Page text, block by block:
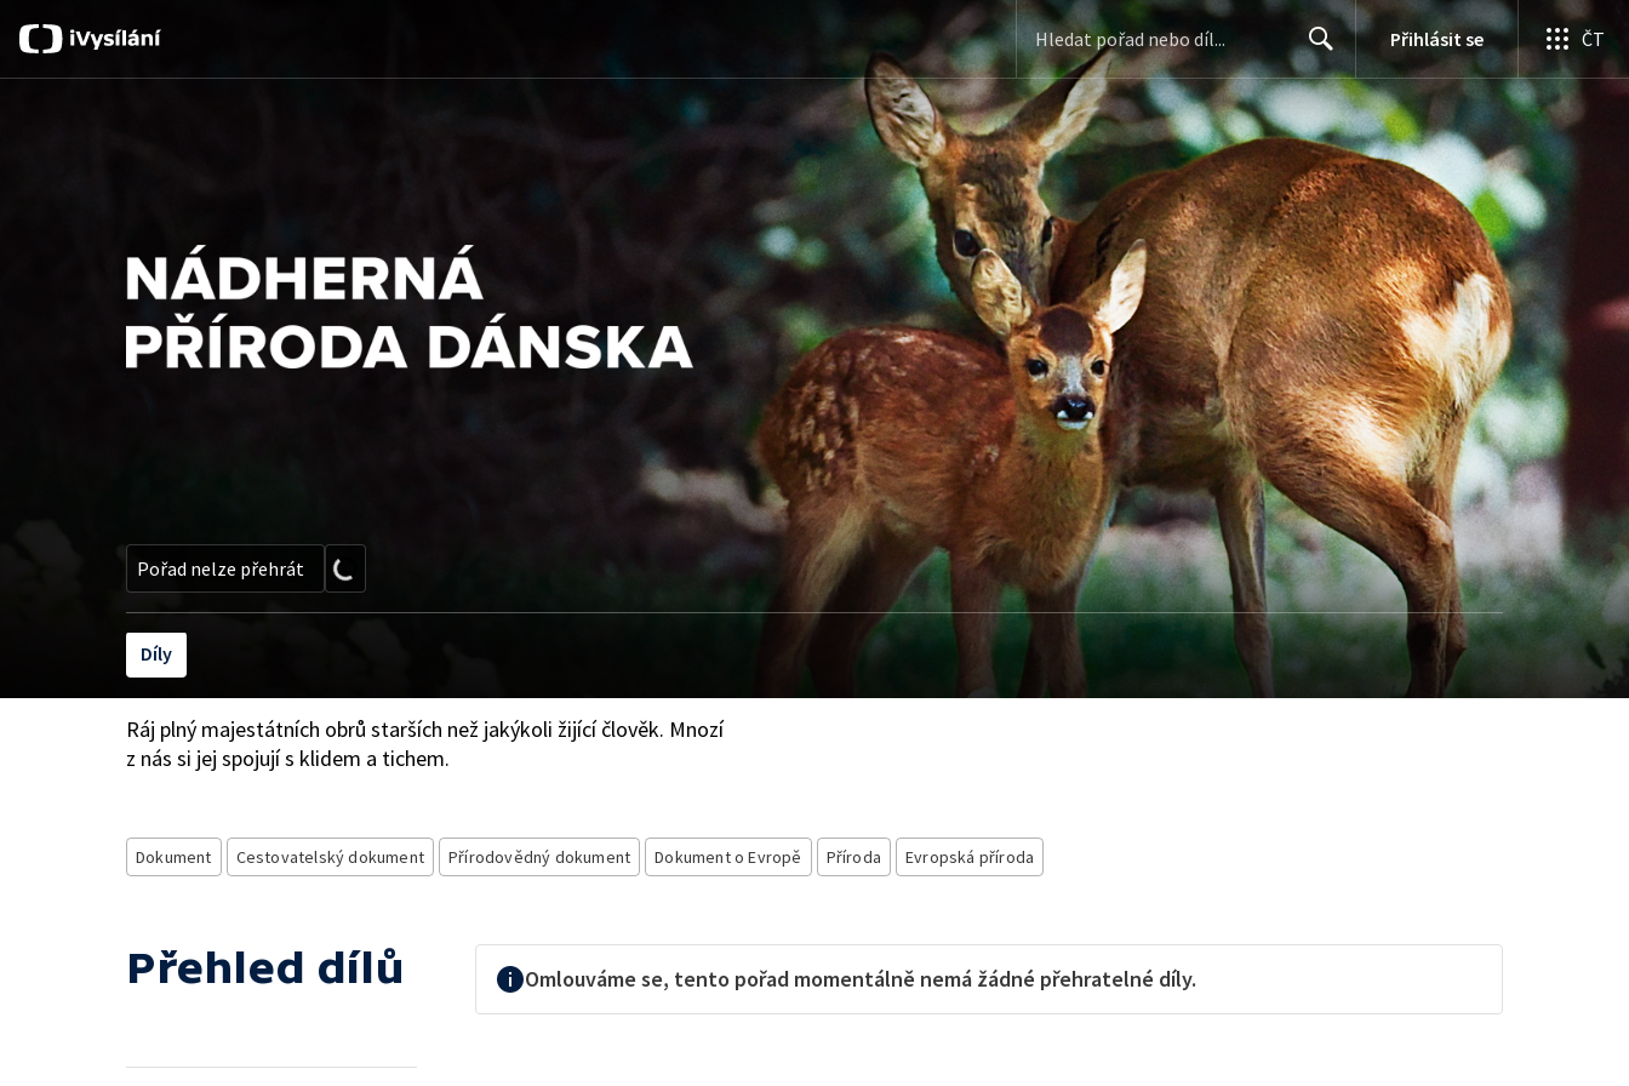
Search
Přihlásit se ČT
Pořad nelze přehrát
Díly
Ráj plný majestátních obrů starších než jakýkoli žijící člověk. Mnozí
z nás si jej spojují s klidem a tichem.
Dokument Cestovatelský dokument Přírodovědný dokument Dokument o Evropě Příroda Evropská příroda
Přehled dílů Omlouváme se, tento pořad momentálně nemá žádné přehratelné díly.